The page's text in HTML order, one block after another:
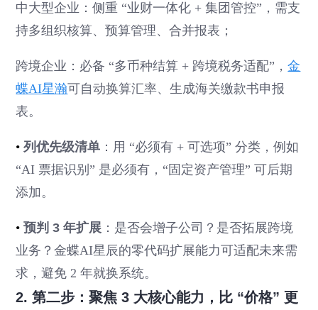
中大型企业：侧重 “业财一体化 + 集团管控”，需支
持多组织核算、预算管理、合并报表；
跨境企业：必备 “多币种结算 + 跨境税务适配”，金
蝶AI星瀚可自动换算汇率、生成海关缴款书申报
表。
•列优先级清单 ：用 “必须有 + 可选项” 分类，例如
“AI 票据识别” 是必须有，“固定资产管理” 可后期
添加。
•预判 3 年扩展 ：是否会增子公司？是否拓展跨境
业务？金蝶AI星辰的零代码扩展能力可适配未来需
求，避免 2 年就换系统。
2. 第二步：聚焦 3 大核心能力，比 “价格” 更